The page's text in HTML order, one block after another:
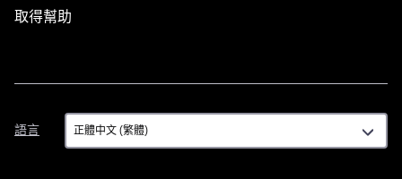
取得幫助
語言
語
言